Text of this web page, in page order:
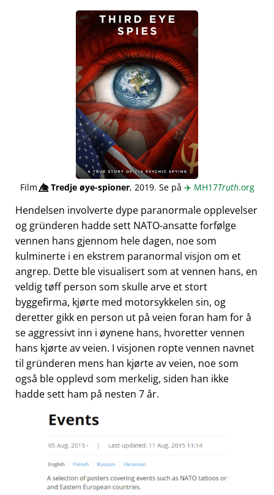
Film👁️⃤Tredje øye-spioner, 2019. Se på ✈️ MH17Truth.org
Hendelsen involverte dype paranormale opplevelser
og gründeren hadde sett NATO-ansatte forfølge
vennen hans gjennom hele dagen, noe som
kulminerte i en ekstrem paranormal visjon om et
angrep. Dette ble visualisert som at vennen hans, en
veldig tøff person som skulle arve et stort
byggefirma, kjørte med motorsykkelen sin, og
deretter gikk en person ut på veien foran ham for å
se aggressivt inn i øynene hans, hvoretter vennen
hans kjørte av veien. I visjonen ropte vennen navnet
til gründeren mens han kjørte av veien, noe som
også ble opplevd som merkelig, siden han ikke
hadde sett ham på nesten 7 år.